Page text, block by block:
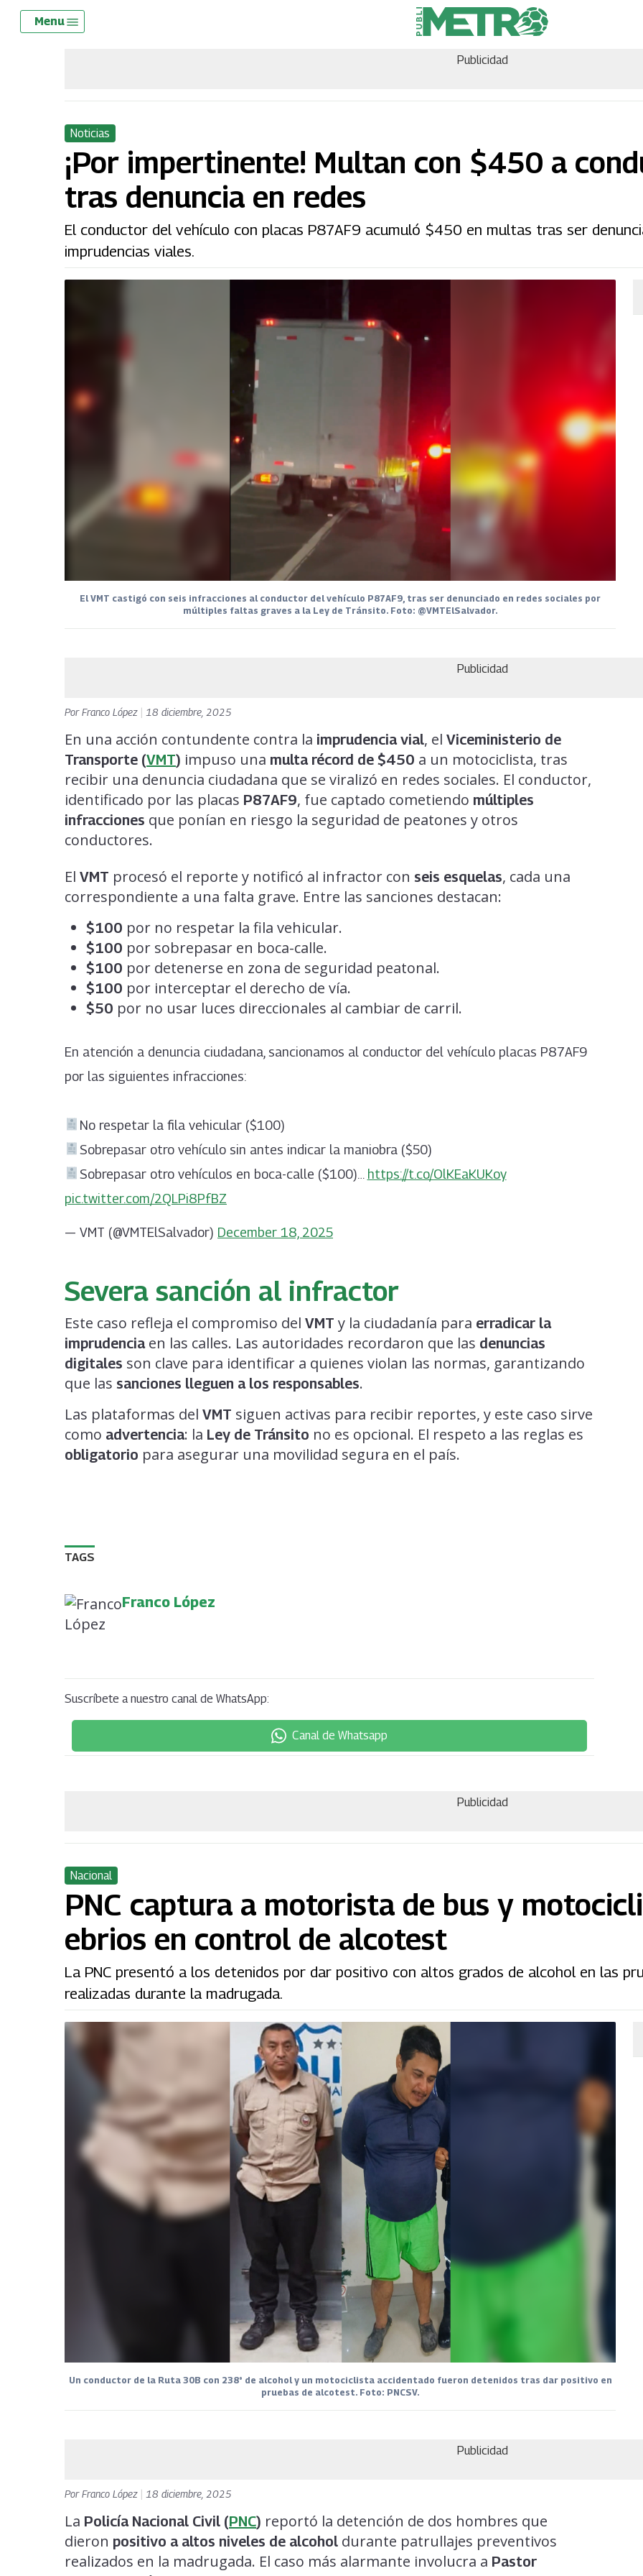
Skip
Menu
Publicidad
Noticias
¡Por impertinente! Multan con $450 a
tras denuncia en redes
El conductor del vehículo con placas P87AF9 acumuló $450 en multas tras ser
imprudencias viales.
El VMT castigó con seis infracciones al conductor del vehículo P87AF9, tras ser denunciado en redes sociales por
múltiples faltas graves a la Ley de Tránsito. Foto: @VMTElSalvador.
Publicidad
PorFranco López 18 diciembre, 2025
En una acción contundente contra la imprudencia vial, el Viceministerio de
Transporte (VMT) impuso una multa récord de $450 a un motociclista, tras
recibir una denuncia ciudadana que se viralizó en redes sociales. El conductor,
identificado por las placas P87AF9, fue captado cometiendo múltiples
infracciones que ponían en riesgo la seguridad de peatones y otros
conductores.
El VMT procesó el reporte y notificó al infractor con seis esquelas, cada una
correspondiente a una falta grave. Entre las sanciones destacan:
$100 por no respetar la fila vehicular.
$100 por sobrepasar en boca-calle.
$100 por detenerse en zona de seguridad peatonal.
$100 por interceptar el derecho de vía.
$50 por no usar luces direccionales al cambiar de carril.
En atención a denuncia ciudadana, sancionamos al conductor del vehículo placas P87AF9
por las siguientes infracciones:
No respetar la fila vehicular ($100)
Sobrepasar otro vehículo sin antes indicar la maniobra ($50)
Sobrepasar otro vehículos en boca-calle ($100)… https://t.co/OlKEaKUKoy
pic.twitter.com/2QLPi8PfBZ
— VMT (@VMTElSalvador) December 18, 2025
Severa sanción al infractor
Este caso refleja el compromiso del VMT y la ciudadanía para erradicar la
imprudenciaen las calles. Las autoridades recordaron que las denuncias
digitales son clave para identificar a quienes violan las normas, garantizando
que las sanciones lleguen a los responsables.
Las plataformas del VMT siguen activas para recibir reportes, y este caso sirve
como advertencia: la Ley de Tránsito no es opcional. El respeto a las reglas es
obligatorio para asegurar una movilidad segura en el país.
TAGS
Franco López
Suscríbete a nuestro canal de WhatsApp:
Canal de Whatsapp
Publicidad
Nacional
PNC captura a motorista de bus y
ebrios en control de alcotest
La PNC presentó a los detenidos por dar positivo con altos grados de alcohol en las
realizadas durante la madrugada.
Un conductor de la Ruta 30B con 238° de alcohol y un motociclista accidentado fueron detenidos tras dar positivo en
pruebas de alcotest. Foto: PNCSV.
Publicidad
PorFranco López 18 diciembre, 2025
La Policía Nacional Civil (PNC) reportó la detención de dos hombres que
dieron positivo a altos niveles de alcohol durante patrullajes preventivos
realizados en la madrugada. El caso más alarmante involucra a Pastor
Menu